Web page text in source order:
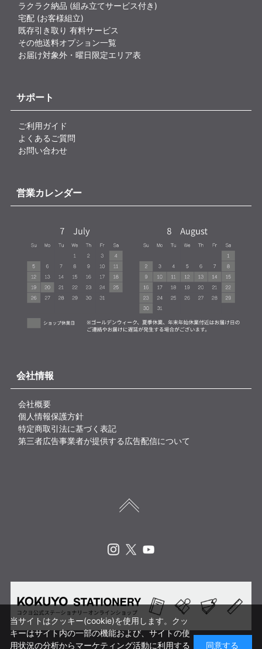
ラクラク納品 (組み立てサービス付き)
宅配 (お客様組立)
既存引き取り 有料サービス
その他送料オプション一覧
お届け対象外・曜日限定エリア表
サポート
ご利用ガイド
よくあるご質問
お問い合わせ
営業カレンダー
会社情報
会社概要
個人情報保護方針
特定商取引法に基づく表記
第三者広告事業者が提供する広告配信について
当サイトはクッキー(cookie)を使用します。クッ
キーはサイト内の一部の機能および、サイトの使
用状況の分析からマーケティング活動に利用する
同意する